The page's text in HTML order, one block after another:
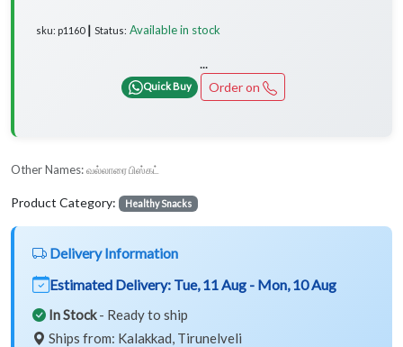
sku: p1160 ┃ Status: Available in stock
...
Quick Buy Order on
Other Names: வல்லாரை பிஸ்கட்
Product Category: Healthy Snacks
Delivery Information
Estimated Delivery: Tue, 11 Aug - Mon, 10 Aug
In Stock- Ready to ship
Ships from: Kalakkad, Tirunelveli